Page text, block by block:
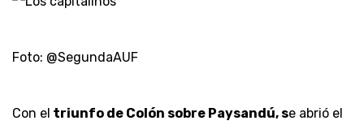
Foto: @SegundaAUF
Con el triunfo de Colón sobre Paysandú, se abrió el